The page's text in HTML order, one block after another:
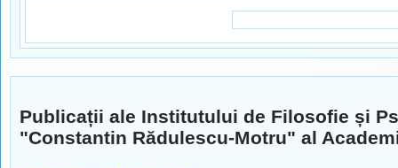
Publicații ale Institutului de Filosofie și
"Constantin Rădulescu-Motru" al